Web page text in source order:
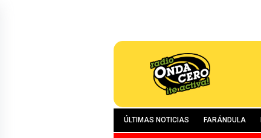
ÚLTIMAS NOTICIAS FARÁNDULA